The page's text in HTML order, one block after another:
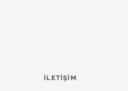
İLETIŞIM